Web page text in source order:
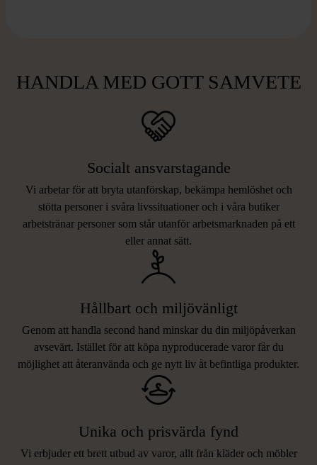
HANDLA MED GOTT SAMVETE
Socialt ansvarstagande
Vi arbetar för att bryta utanförskap, bekämpa hemlöshet och
stötta personer i svåra livssituationer och i våra butiker
arbetstränar personer som står utanför arbetsmarknaden på ett
eller annat sätt.
Hållbart och miljövänligt
Genom att handla second hand minskar du din miljöpåverkan
avsevärt. Istället för att köpa nyproducerade varor får du
möjlighet att återanvända och ge nytt liv åt befintliga produkter.
Unika och prisvärda fynd
Vi erbjuder ett brett utbud av varor, allt från kläder och möbler